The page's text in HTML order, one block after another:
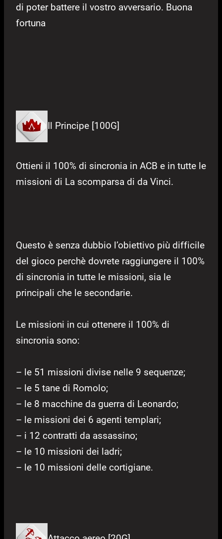
di poter battere il vostro avversario. Buona
fortuna
Il Principe [100G]
Ottieni il 100% di sincronia in ACB e in tutte le
missioni di La scomparsa di da Vinci.
Questo è senza dubbio l’obiettivo più difficile
del gioco perchè dovrete raggiungere il 100%
di sincronia in tutte le missioni, sia le
principali che le secondarie.
Le missioni in cui ottenere il 100% di
sincronia sono:
– le 51 missioni divise nelle 9 sequenze;
– le 5 tane di Romolo;
– le 8 macchine da guerra di Leonardo;
– le missioni dei 6 agenti templari;
– i 12 contratti da assassino;
– le 10 missioni dei ladri;
– le 10 missioni delle cortigiane.